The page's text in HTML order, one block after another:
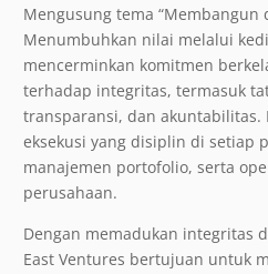
Mengusung tema “Membangun
Menumbuhkan nilai melalui
mencerminkan komitmen
terhadap integritas, termasuk
transparansi, dan
eksekusi yang disiplin di setiap
manajemen portofolio, serta
perusahaan.
Dengan memadukan integritas
East Ventures bertujuan untuk